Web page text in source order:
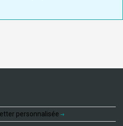
personnalisée